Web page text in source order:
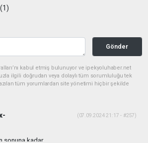
(1)
Gönder
kabul etmiş bulunuyor ve ipekyoluhaber.net
ilgili doğrudan veya dolaylı tüm sorumluluğu tek
tüm yorumlardan site yönetimi hiçbir şekilde
(07.09.2024 21:17 - #257)
kadar...